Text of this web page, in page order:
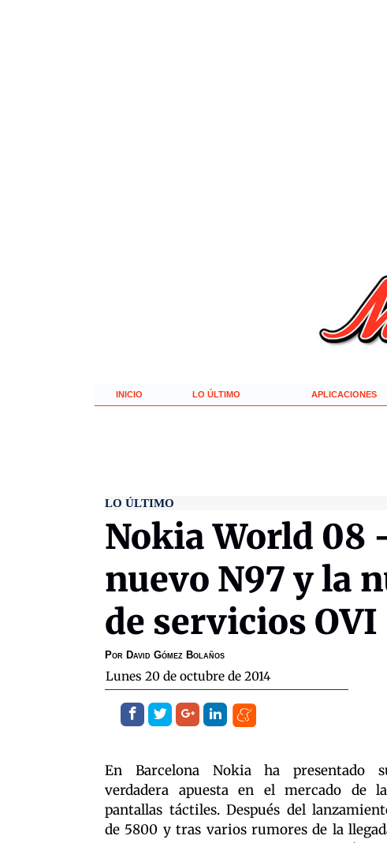
INICIO LO ÚLTIMO APLICACIONES
LO ÚLTIMO
Nokia World 08
nuevo N97 y la
de servicios OVI
Por David Gómez Bolaños
lunes 20 de octubre de 2014
En Barcelona Nokia ha presentado
verdadera apuesta en el mercado de
pantallas táctiles. Después del
de 5800 y tras varios rumores de la